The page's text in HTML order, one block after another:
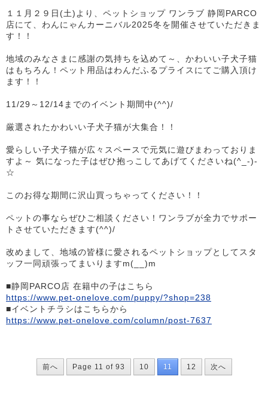
１１月２９日(土)より、ペットショップ ワンラブ 静岡PARCO
店にて、わんにゃんカーニバル2025冬を開催させていただきま
す！！
地域のみなさまに感謝の気持ちを込めて～、かわいい子犬子猫
はもちろん！ペット用品はわんだふるプライスにてご購入頂け
ます！！
11/29～12/14までのイベント期間中(^^)/
厳選されたかわいい子犬子猫が大集合！！
愛らしい子犬子猫が広々スペースで元気に遊びまわっておりま
すよ～ 気になった子はぜひ抱っこしてあげてくださいね(^_-)-
☆
このお得な期間に沢山買っちゃってください！！
ペットの事ならぜひご相談ください！ワンラブが全力でサポー
トさせていただきます(^^)/
改めまして、地域の皆様に愛されるペットショップとしてスタ
ッフ一同頑張ってまいりますm(__)m
■静岡PARCO店 在籍中の子はこちら
https://www.pet-onelove.com/puppy/?shop=238
■イベントチラシはこちらから
https://www.pet-onelove.com/column/post-7637
前へ Page 11 of 93 10 11 12 次へ